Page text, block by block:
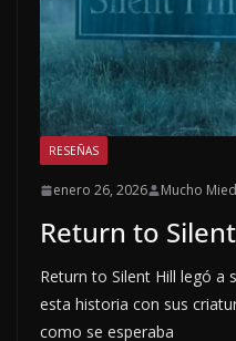
RESEÑAS
enero 26, 2026 Mucho
Return to
Return to Silent Hill legó a
esta historia con sus
como se esperaba